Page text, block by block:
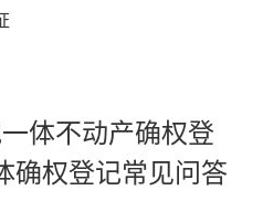
体不动产确权登
确权登记常见问答